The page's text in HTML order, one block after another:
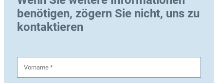
benötigen, zögern Sie nicht, uns zu
kontaktieren